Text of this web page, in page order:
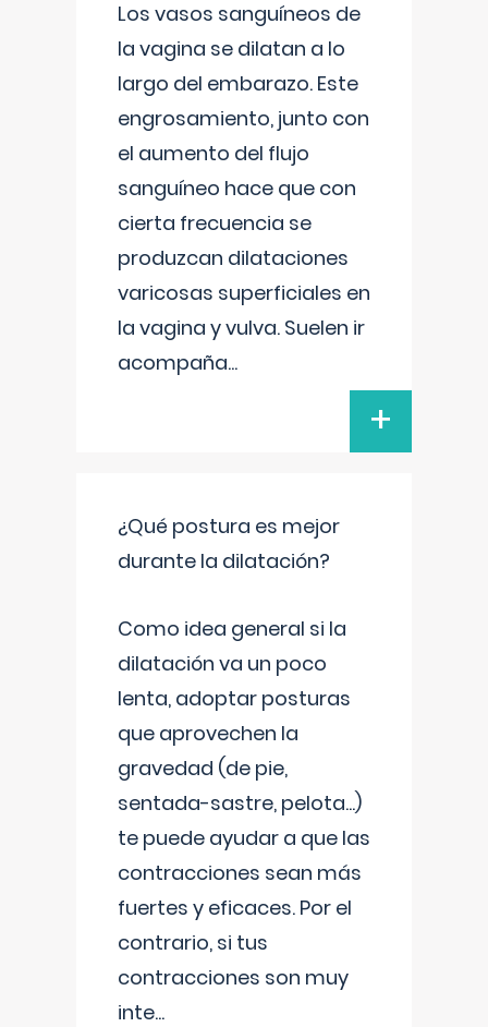
Los vasos sanguíneos de
la vagina se dilatan a lo
largo del embarazo. Este
engrosamiento, junto con
el aumento del flujo
sanguíneo hace que con
cierta frecuencia se
produzcan dilataciones
varicosas superficiales en
la vagina y vulva. Suelen ir
acompaña...
+
¿Qué postura es mejor
durante la dilatación?
Como idea general si la
dilatación va un poco
lenta, adoptar posturas
que aprovechen la
gravedad (de pie,
sentada-sastre, pelota...)
te puede ayudar a que las
contracciones sean más
fuertes y eficaces. Por el
contrario, si tus
contracciones son muy
inte...